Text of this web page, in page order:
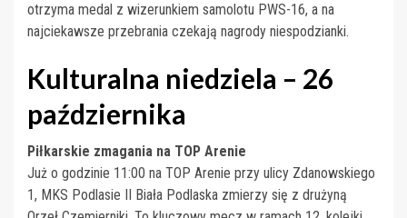
otrzyma medal z wizerunkiem samolotu PWS-16, a na
najciekawsze przebrania czekają nagrody niespodzianki.
Kulturalna niedziela – 26
października
Piłkarskie zmagania na TOP Arenie
Już o godzinie 11:00 na TOP Arenie przy ulicy Zdanowskiego
1, MKS Podlasie II Biała Podlaska zmierzy się z drużyną